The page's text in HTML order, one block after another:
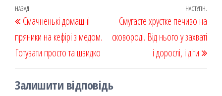
k on
я
Навігація
записів
Попередній
запис
НАЗАД
Смачненькі домашні
пряники на кефірі з медом.
Готувати просто та швидко
НАСТУПН.
Смугасте хрустке печиво на
сковороді. Від нього у захваті
і дорослі, і діти
Залишити відповідь